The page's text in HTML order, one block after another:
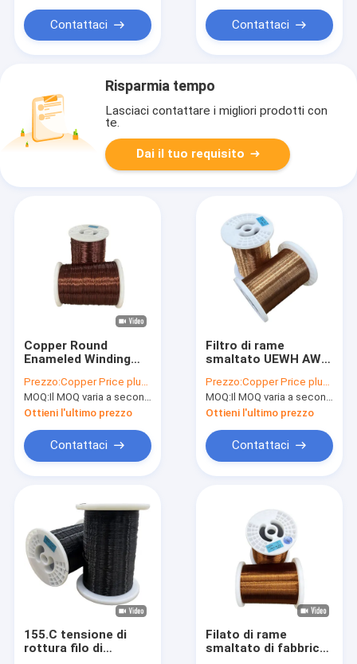
PDIV Contattaci Contattaci
Risparmia tempo
Lasciaci contattare i migliori prodotti con
te.
Dai il tuo requisito
Copper Round
Enameled Winding
Polyamide Imide HAI
0.20mm-2.00mm
Singolo
Prezzo:Copper Price plus Processing Fee plus Freight
MOQ:Il MOQ varia a seconda della dimensione della specifica
Ottieni l'ultimo prezzo
Contattaci
Filtro di rame
smaltato UEWH AWG
temperatura 180°C
Per trasformatori
resistenti alla
temperatura Adatto
Prezzo:Copper Price plus Processing Fee plus Freight
MOQ:Il MOQ varia a seconda della dimensione della specifica
Ottieni l'ultimo prezzo
Contattaci
155.C tensione di
rottura filo di
Filato di rame
smaltato di fabbrica